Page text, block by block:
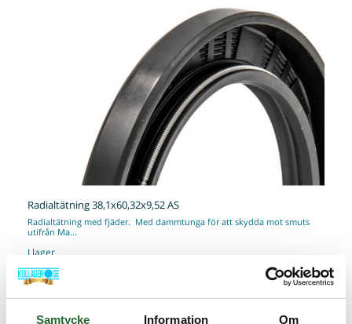
Samtycke Information Om
Radialtätning 38,1x60,32x9,52 AS
Radialtätning med fjäder. Med dammtunga för att skydda mot smuts
utifrån Ma...
I lager
Art nr. RT38609AS
43,75 :-